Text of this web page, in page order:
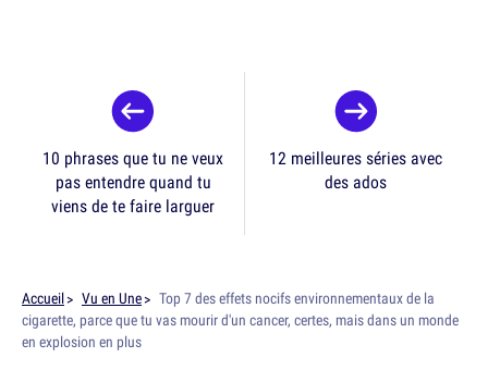
10 phrases que tu ne veux
pas entendre quand tu
viens de te faire larguer
12 meilleures séries avec
des ados
Accueil Vu en Une
Top 7 des effets nocifs environnementaux de la
cigarette, parce que tu vas mourir d'un cancer, certes, mais dans un monde
en explosion en plus